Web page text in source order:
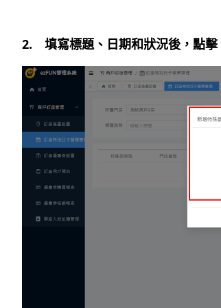
2. 填寫標題、日期和狀況後，點擊